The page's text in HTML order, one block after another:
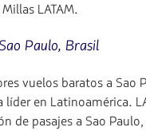
LATAM.
Paulo, Brasil
vuelos baratos a Sao
líder en Latinoamérica.
de pasajes a Sao